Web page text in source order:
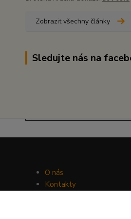
Zobrazit všechny články
Sledujte nás na
O nás
Kontakty